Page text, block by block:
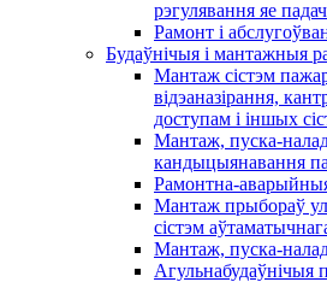
рэгулявання яе
Рамонт і
Будаўнічыя і мантажныя
Мантаж сістэм
відэаназірання,
доступам і іншых
Мантаж, пуска-
кандыцыянавання
Рамонтна-
Мантаж прыбораў
сістэм
Мантаж, пуска-
Агульнабудаўнічыя